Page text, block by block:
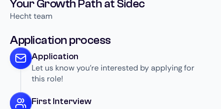
Your Growth Path at Sidec
Hecht team
Application process
Application
Let us know you’re interested by applying for
this role!
First Interview